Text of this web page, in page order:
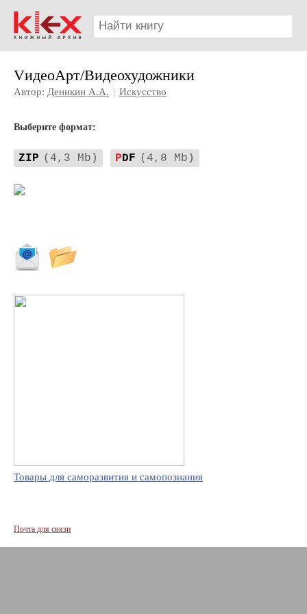
VидеоАрт/Видеохудожники
Автор: Деникин А.А. | Искусство
Выберите формат:
ZIP (4,3 Mb) PDF (4,8 Mb)
Товары для саморазвития и самопознания
Почта для связи